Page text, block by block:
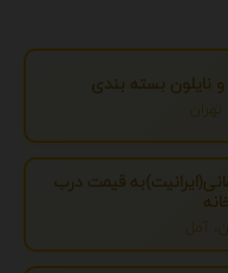
نایلون بسته بندی
تهران
قیمت درب
آمل